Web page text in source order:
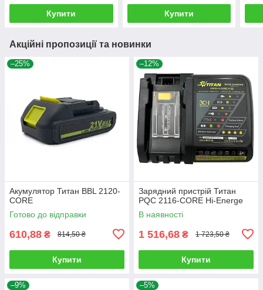
Купити Купити
Акційні пропозиції та новинки
–25%
Акумулятор Титан BBL 2120-
CORE
Готово до відправки
610,88 ₴ 814,50 ₴
Купити
–12%
Зарядний пристрій Титан
PQC 2116-CORE Hi-Energe
В наявності
1 516,68 ₴ 1 723,50 ₴
Купити
–9% –5%